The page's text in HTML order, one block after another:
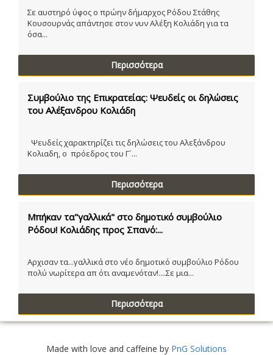
Σε αυστηρό ύφος ο πρώην δήμαρχος Ρόδου Στάθης
Κουσουρνάς απάντησε στον νυν Αλέξη Κολιάδη για τα
όσα...
Περισσότερα
Συμβούλιο της Επικρατείας: Ψευδείς οι δηλώσεις
του Αλέξανδρου Κολιάδη
Ψευδείς χαρακτηρίζει τις δηλώσεις του Αλεξάνδρου
Κολιαδη, ο πρόεδρος του Γ´...
Περισσότερα
Μπήκαν τα"γαλλικά" στο δημοτικό συμβούλιο
Ρόδου! Κολιάδης προς Σπανό:...
Αρχισαν τα...γαλλικά στο νέο δημοτικό συμβούλιο Ρόδου
πολύ νωρίτερα απ ότι αναμενόταν!....Σε μια...
Περισσότερα
Made with love and caffeine by PnG Solutions